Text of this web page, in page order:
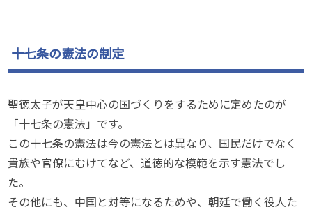
十七条の憲法の制定
聖徳太子が天皇中心の国づくりをするために定めたのが
「十七条の憲法」です。
この十七条の憲法は今の憲法とは異なり、国民だけでなく
貴族や官僚にむけてなど、道徳的な模範を示す憲法でし
た。
その他にも、中国と対等になるためや、朝廷で働く役人た